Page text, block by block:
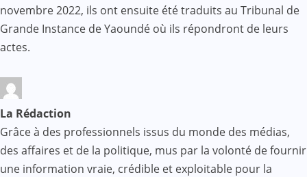
novembre 2022, ils ont ensuite été traduits au Tribunal de
Grande Instance de Yaoundé où ils répondront de leurs
actes.
La Rédaction
Grâce à des professionnels issus du monde des médias,
des affaires et de la politique, mus par la volonté de fournir
une information vraie, crédible et exploitable pour la